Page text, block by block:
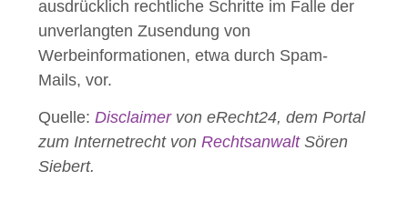
ausdrücklich rechtliche Schritte im Falle der
unverlangten Zusendung von
Werbeinformationen, etwa durch Spam-
Mails, vor.
Quelle: Disclaimervon eRecht24, dem Portal
zum Internetrecht von RechtsanwaltSören
Siebert.